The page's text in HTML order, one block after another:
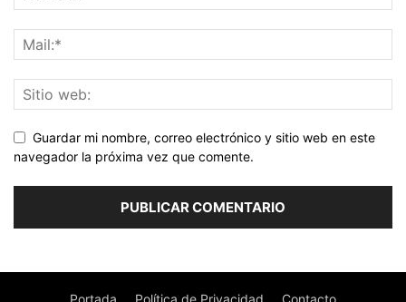
Guardar mi nombre, correo electrónico y sitio web en este
navegador la próxima vez que comente.
Portada Política de Privacidad Contacto